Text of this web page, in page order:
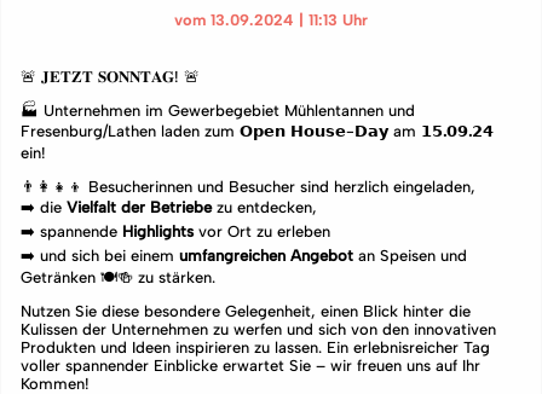
vom 13.09.2024 | 11:13 Uhr
🚨 𝐉𝐄𝐓𝐙𝐓 𝐒𝐎𝐍𝐍𝐓𝐀𝐆! 🚨
🏭 Unternehmen im Gewerbegebiet Mühlentannen und
Fresenburg/Lathen laden zum 𝗢𝗽𝗲𝗻 𝗛𝗼𝘂𝘀𝗲-𝗗𝗮𝘆 am 𝟭𝟱.𝟬𝟵.𝟮𝟰
ein!
👨‍👩‍👧‍👦 Besucherinnen und Besucher sind herzlich eingeladen,
➡️ die Vielfalt der Betriebezu entdecken,
➡️ spannende Highlightsvor Ort zu erleben
➡️ und sich bei einem umfangreichen Angebot an Speisen und
Getränken 🍽️🍻 zu stärken.
Nutzen Sie diese besondere Gelegenheit, einen Blick hinter die
Kulissen der Unternehmen zu werfen und sich von den innovativen
Produkten und Ideen inspirieren zu lassen. Ein erlebnisreicher Tag
voller spannender Einblicke erwartet Sie – wir freuen uns auf Ihr
Kommen!